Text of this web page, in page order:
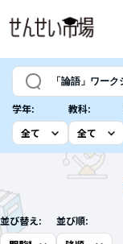
学年: 教科:
並び替え: 並び順: